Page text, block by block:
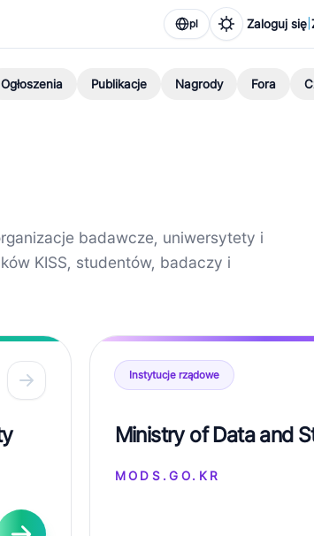
pl Zaloguj się
Ogłoszenia Publikacje Nagrody Fora
badawcze, uniwersytety i
KISS, studentów, badaczy i
Instytucje rządowe
Ministry of Data and
MODS.GO.KR